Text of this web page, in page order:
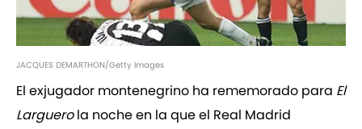
JACQUES DEMARTHON/Getty Images
El exjugador montenegrino ha rememorado para El
Larguerola noche en la que el Real Madrid